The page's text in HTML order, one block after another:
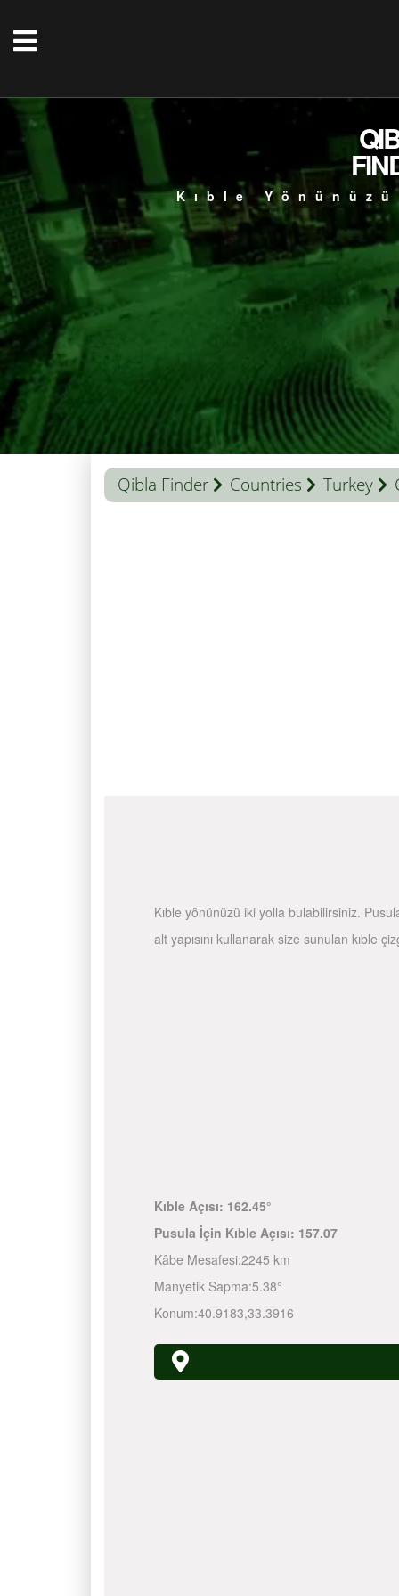
Kıble
Qibla Finder Countries Turkey
Kıble yönünüzü iki yolla bulabilirsiniz.
alt yapısını kullanarak size sunulan kıble
Kıble Açısı: 162.45°
Pusula İçin Kıble Açısı: 157.07
Kâbe Mesafesi:2245 km
Manyetik Sapma:5.38°
Konum:40.9183,33.3916